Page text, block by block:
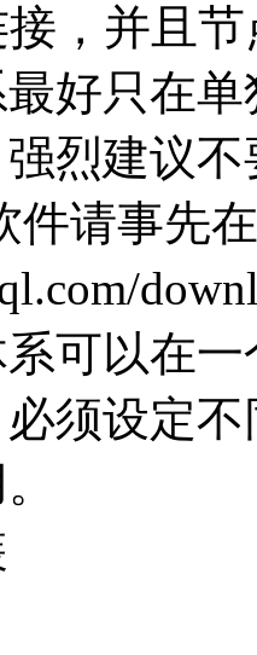
接，并且
好只在
烈建议
件请事先在
可以在
须设定